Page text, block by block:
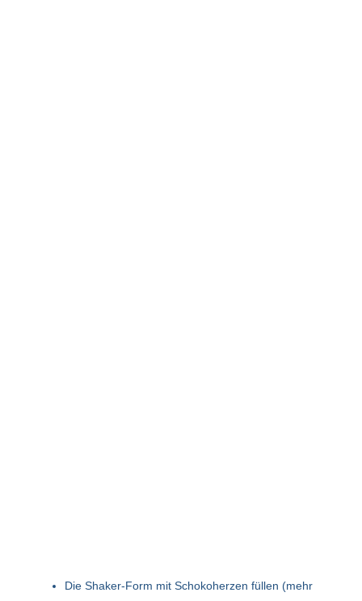
Die Shaker-Form mit Schokoherzen füllen (mehr